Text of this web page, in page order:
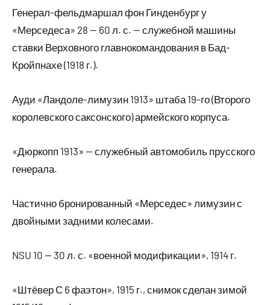
Генерал-фельдмаршал фон Гинденбург у
«Мерседеса» 28 — 60 л. с. — служебной машины
ставки Верховного главнокомандования в Бад-
Кройпнахе (1918 г.).
Ауди «Ландоле-лимузин 1913» штаба 19-го (Второго
королевского саксонского) армейского корпуса.
«Дюркопп 1913» — служебный автомобиль прусского
генерала.
Частично бронированный «Мерседес» лимузин с
двойными задними колесами.
NSU 10 — 30 л. с. «военной модификации», 1914 г.
«Штёвер С 6 фаэтон», 1915 г., снимок сделан зимой